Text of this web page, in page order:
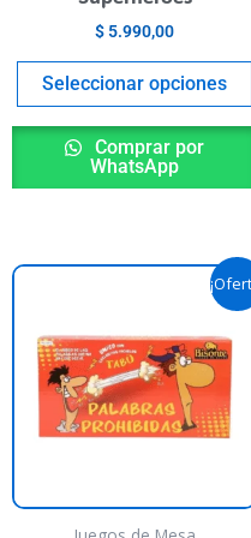
$ 5.990,00
Seleccionar opciones
Comprar por
WhatsApp
El
era:
$ 50.000,00.
El
es:
$